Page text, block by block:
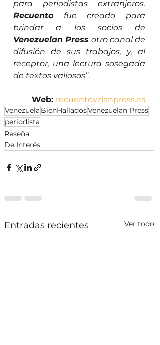
Recuento fue creado para
Venezuelan Press otro canal de
difusión de sus trabajos, y, al
receptor, una lectura sosegada
de textos valiosos”.
Web: recuentovzlanpress.es
Venezuela BienHalladosVenezuelan Press
periodista
Reseña
De Interés
Entradas recientes Ver todo